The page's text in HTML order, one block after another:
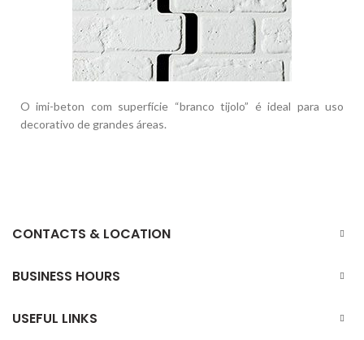
O imi-beton com superfície “branco tijolo” é ideal para uso
decorativo de grandes áreas.
CONTACTS & LOCATION
BUSINESS HOURS
USEFUL LINKS